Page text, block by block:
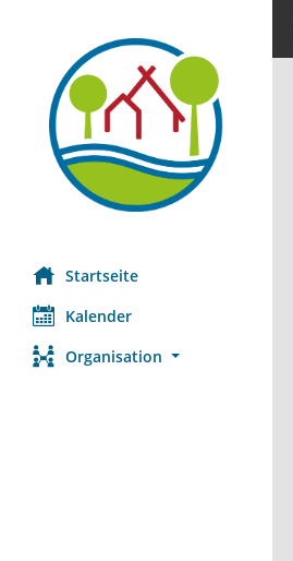
Startseite
Kalender
Organisation